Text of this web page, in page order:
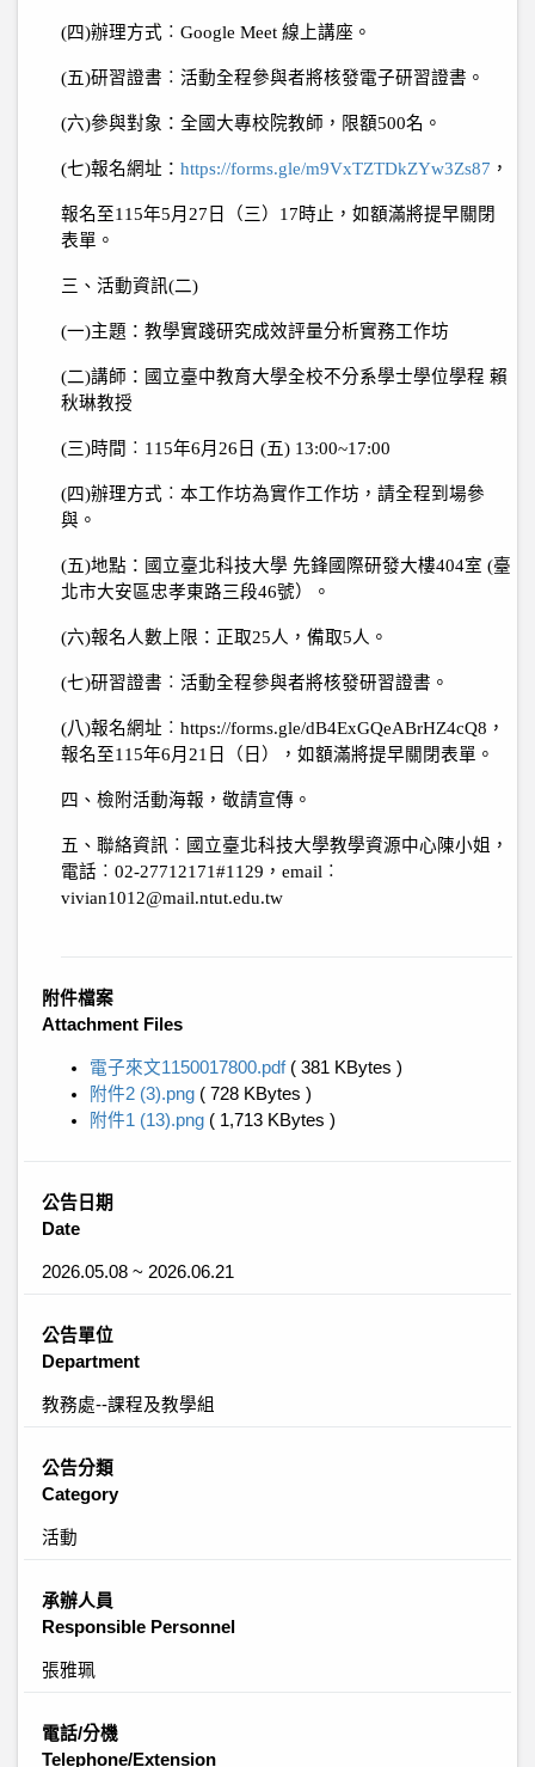
(四)辦理方式︰ Google Meet 線上講座。
(五)研習證書︰活動全程參與者將核發電子研習證書。
(六)參與對象：全國大專校院教師，限額500名。
(七)報名網址： https://forms.gle/m9VxTZTDkZYw3Zs87 ，
報名至115年5月 27 日（三） 17時止，如額滿將提早關閉
表單。
三、活動資訊(二)
(一)主題：教學實踐研究成效評量分析實務工作坊
(二)講師：國立臺中教育大學全校不分系學士學位學程 賴
秋琳教授
(三)時間︰ 115年6月 26 日 (五) 13:00~17:00
(四)辦理方式︰本工作坊為實作工作坊，請全程到場參
與。
(五)地點：國立臺北科技大學 先鋒國際研發大樓404室 (臺
北市大安區忠孝東路三段46號）。
(六)報名人數上限：正取25人，備取5人。
(七)研習證書︰活動全程參與者將核發研習證書。
(八)報名網址︰ https://forms.gle/dB4ExGQeABrHZ4cQ8 ，
報名至115年6月 21 日（日），如額滿將提早關閉表單。
四、檢附活動海報，敬請宣傳。
五、聯絡資訊︰國立臺北科技大學教學資源中心陳小姐，
電話︰ 02-27712171#1129 ， email ︰
vivian1012@mail.ntut.edu.tw
附件檔案
Attachment Files
電子來文1150017800.pdf ( 381 KBytes )
附件2 (3).png ( 728 KBytes )
附件1 (13).png ( 1,713 KBytes )
公告日期
Date
2026.05.08 ~ 2026.06.21
公告單位
Department
教務處--課程及教學組
公告分類
Category
活動
承辦人員
Responsible Personnel
張雅珮
電話/分機
Telephone/Extension